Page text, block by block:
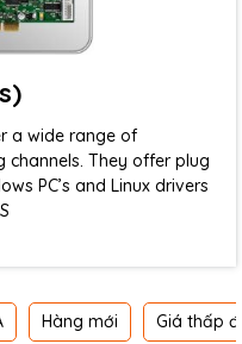
a wide range of
They offer plug
PC’s and Linux drivers
Hàng mới Giá thấp